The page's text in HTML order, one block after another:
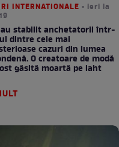
INTERNATIONALE • ieri la
au stabilit anchetatorii într-
dintre cele mai
cazuri din lumea
O creatoare de modă
găsită moartă pe iaht